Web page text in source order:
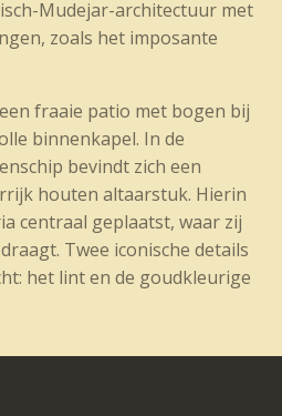
Mudejar-architectuur met
zoals het imposante
fraaie patio met bogen bij
binnenkapel. In de
bevindt zich een
houten altaarstuk. Hierin
centraal geplaatst, waar zij
Twee iconische details
het lint en de goudkleurige